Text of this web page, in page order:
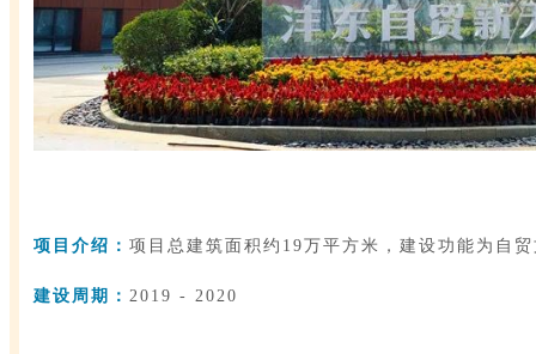
项目介绍： 项目总建筑面积约19万平方米，建设功能为自
建设周期： 2019 - 2020